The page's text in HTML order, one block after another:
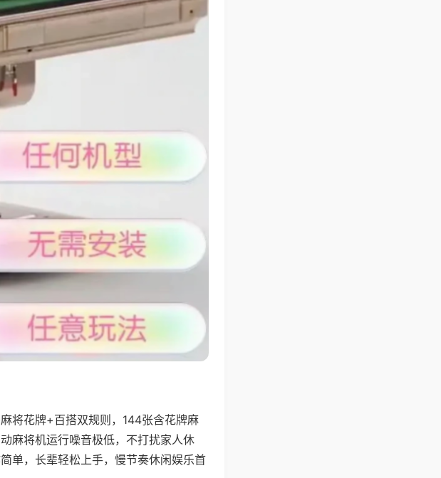
将花牌+百搭双规则，144张含花牌麻
麻将机运行噪音极低，不打扰家人休
单，长辈轻松上手，慢节奏休闲娱乐首